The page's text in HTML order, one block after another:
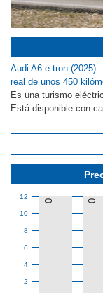
2
4
6
8
10
12
0 0
Audi A6 e-tron (2025)
real de unos 450
Es una turismo
Está disponible con